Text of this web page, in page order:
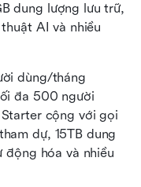
dung lượng lưu trữ,
AI và nhiều
dùng/tháng
đa 500 người
cộng với gọi
dự, 15TB dung
hóa và nhiều